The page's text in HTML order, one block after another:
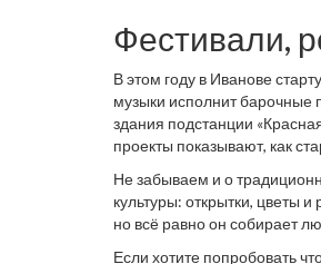
Фестивали,
В этом году в Иванове
музыки исполнит барочные
здания подстанции
проекты показывают, как
Не забываем и о
культуры: открытки, цветы
но всё равно он собирает
Если хотите попробовать